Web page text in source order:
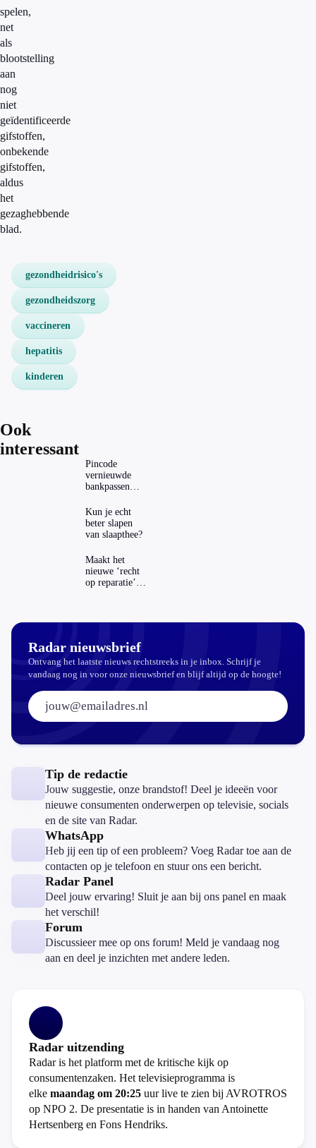
spelen,
net
als
blootstelling
aan
nog
niet
geïdentificeerde
gifstoffen,
onbekende
gifstoffen,
aldus
het
gezaghebbende
blad.
gezondheidrisico's
gezondheidszorg
vaccineren
hepatitis
kinderen
Ook
interessant
Pincode
vernieuwde
bankpassen
ING-app: is dat
wel veilig?
Kun je echt
beter slapen
van slaapthee?
Maakt het
nieuwe ‘recht
op reparatie’
Radar nieuwsbrief
Ontvang het laatste nieuws rechtstreeks in je inbox. Schrijf je
vandaag nog in voor onze nieuwsbrief en blijf altijd op de hoogte!
E-mailadres:
Tip de redactie
Jouw suggestie, onze brandstof! Deel je ideeën voor
nieuwe consumenten onderwerpen op televisie, socials
en de site van Radar.
WhatsApp
Heb jij een tip of een probleem? Voeg Radar toe aan de
contacten op je telefoon en stuur ons een bericht.
Radar Panel
Deel jouw ervaring! Sluit je aan bij ons panel en maak
het verschil!
Forum
Discussieer mee op ons forum! Meld je vandaag nog
aan en deel je inzichten met andere leden.
Radar uitzending
Radar is het platform met de kritische kijk op
consumentenzaken. Het televisieprogramma is
elke maandag om 20:25 uur live te zien bij AVROTROS
op NPO 2. De presentatie is in handen van Antoinette
Hertsenberg en Fons Hendriks.